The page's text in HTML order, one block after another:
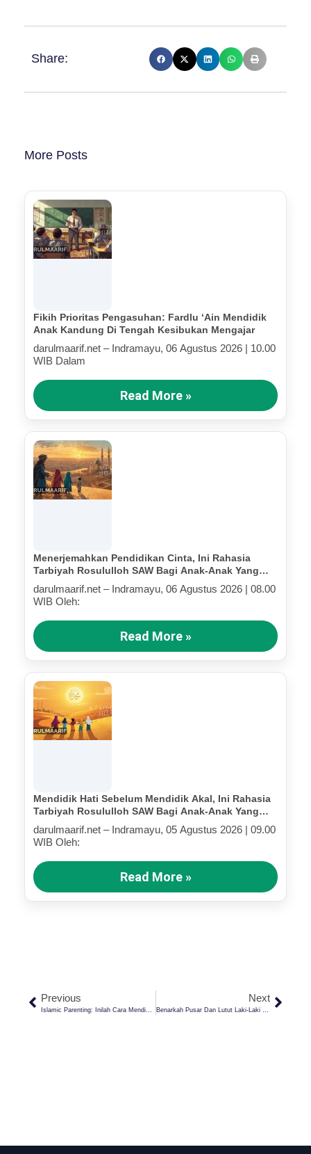
Share:
More Posts
Fikih Prioritas Pengasuhan: Fardlu ‘Ain Mendidik
Anak Kandung Di Tengah Kesibukan Mengajar
darulmaarif.net – Indramayu, 06 Agustus 2026 | 10.00
WIB Dalam
Read More »
Menerjemahkan Pendidikan Cinta, Ini Rahasia
Tarbiyah Rosululloh SAW Bagi Anak-Anak Yang
Terluka (Bagian IV)
darulmaarif.net – Indramayu, 06 Agustus 2026 | 08.00
WIB Oleh:
Read More »
Mendidik Hati Sebelum Mendidik Akal, Ini Rahasia
Tarbiyah Rosululloh SAW Bagi Anak-Anak Yang
Terluka (Bagian III)
darulmaarif.net – Indramayu, 05 Agustus 2026 | 09.00
WIB Oleh:
Read More »
Previous Next